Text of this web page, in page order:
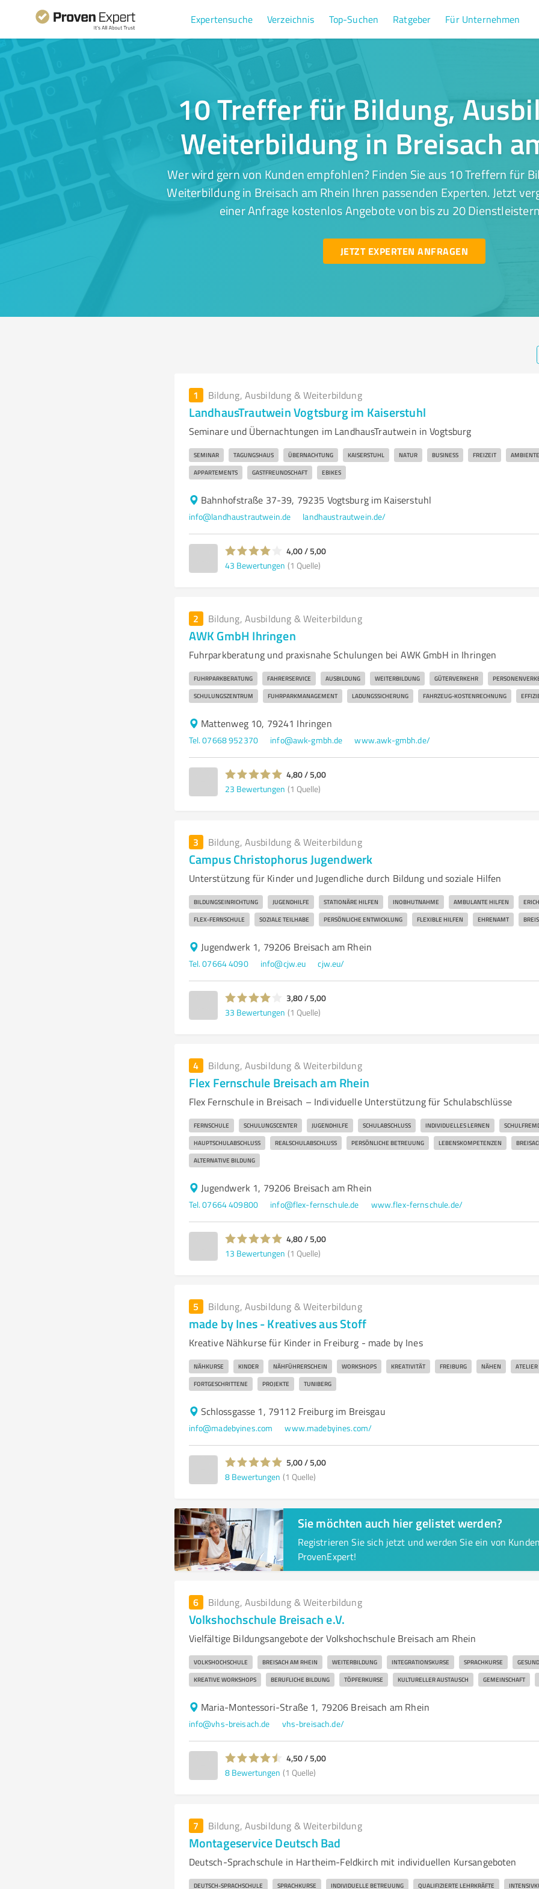
Expertensuche Verzeichnis Top-Suchen Ratgeber Für Unternehmen
10 Treffer für Bildung,
Weiterbildung in Breisach
Wer wird gern von Kunden empfohlen? Finden Sie aus 10 Treffern für
Weiterbildung in Breisach am Rhein Ihren passenden Experten. Jetzt
einer Anfrage kostenlos Angebote von bis zu 20
JETZT EXPERTEN ANFRAGEN
1 Bildung, Ausbildung & Weiterbildung
LandhausTrautwein Vogtsburg im Kaiserstuhl
Seminare und Übernachtungen im LandhausTrautwein in Vogtsburg
SEMINAR TAGUNGSHAUS ÜBERNACHTUNG KAISERSTUHL NATUR BUSINESS FREIZEIT AMBIENTE
APPARTEMENTS GASTFREUNDSCHAFT EBIKES
Bahnhofstraße 37-39, 79235 Vogtsburg im Kaiserstuhl
info@landhaustrautwein.de landhaustrautwein.de/
4,00 / 5,00
43 Bewertungen (1 Quelle)
2 Bildung, Ausbildung & Weiterbildung
AWK GmbH Ihringen
Fuhrparkberatung und praxisnahe Schulungen bei AWK GmbH in Ihringen
FUHRPARKBERATUNG FAHRERSERVICE AUSBILDUNG WEITERBILDUNG GÜTERVERKEHR
SCHULUNGSZENTRUM FUHRPARKMANAGEMENT LADUNGSSICHERUNG FAHRZEUG-KOSTENRECHNUNG
Mattenweg 10, 79241 Ihringen
Tel. 07668 952370 info@awk-gmbh.de www.awk-gmbh.de/
4,80 / 5,00
23 Bewertungen (1 Quelle)
3 Bildung, Ausbildung & Weiterbildung
Campus Christophorus Jugendwerk
Unterstützung für Kinder und Jugendliche durch Bildung und soziale Hilfen
BILDUNGSEINRICHTUNG JUGENDHILFE STATIONÄRE HILFEN INOBHUTNAHME AMBULANTE HILFEN
FLEX-FERNSCHULE SOZIALE TEILHABE PERSÖNLICHE ENTWICKLUNG FLEXIBLE HILFEN EHRENAMT
Jugendwerk 1, 79206 Breisach am Rhein
Tel. 07664 4090 info@cjw.eu cjw.eu/
3,80 / 5,00
33 Bewertungen (1 Quelle)
4 Bildung, Ausbildung & Weiterbildung
Flex Fernschule Breisach am Rhein
Flex Fernschule in Breisach – Individuelle Unterstützung für Schulabschlüsse
FERNSCHULE SCHULUNGSCENTER JUGENDHILFE SCHULABSCHLUSS INDIVIDUELLES LERNEN
HAUPTSCHULABSCHLUSS REALSCHULABSCHLUSS PERSÖNLICHE BETREUUNG LEBENSKOMPETENZEN
ALTERNATIVE BILDUNG
Jugendwerk 1, 79206 Breisach am Rhein
Tel. 07664 409800 info@flex-fernschule.de www.flex-fernschule.de/
4,80 / 5,00
13 Bewertungen (1 Quelle)
5 Bildung, Ausbildung & Weiterbildung
made by Ines - Kreatives aus Stoff
Kreative Nähkurse für Kinder in Freiburg - made by Ines
NÄHKURSE KINDER NÄHFÜHRERSCHEIN WORKSHOPS KREATIVITÄT FREIBURG NÄHEN ATELIER
FORTGESCHRITTENE PROJEKTE TUNIBERG
Schlossgasse 1, 79112 Freiburg im Breisgau
info@madebyines.com www.madebyines.com/
5,00 / 5,00
8 Bewertungen (1 Quelle)
Sie möchten auch hier gelistet werden?
Registrieren Sie sich jetzt und werden Sie ein von
ProvenExpert!
6 Bildung, Ausbildung & Weiterbildung
Volkshochschule Breisach e.V.
Vielfältige Bildungsangebote der Volkshochschule Breisach am Rhein
VOLKSHOCHSCHULE BREISACH AM RHEIN WEITERBILDUNG INTEGRATIONSKURSE SPRACHKURSE
KREATIVE WORKSHOPS BERUFLICHE BILDUNG TÖPFERKURSE KULTURELLER AUSTAUSCH GEMEINSCHAFT
Maria-Montessori-Straße 1, 79206 Breisach am Rhein
info@vhs-breisach.de vhs-breisach.de/
4,50 / 5,00
8 Bewertungen (1 Quelle)
7 Bildung, Ausbildung & Weiterbildung
Montageservice Deutsch Bad
Deutsch-Sprachschule in Hartheim-Feldkirch mit individuellen Kursangeboten
DEUTSCH-SPRACHSCHULE SPRACHKURSE INDIVIDUELLE BETREUUNG QUALIFIZIERTE LEHRKRÄFTE